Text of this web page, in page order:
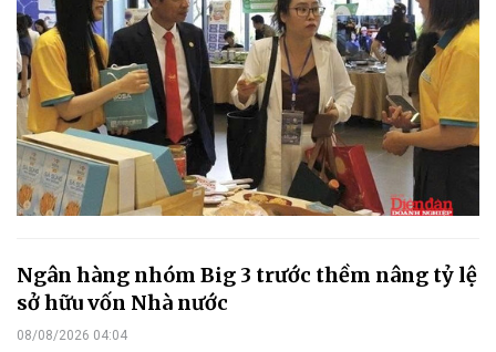
Ngân hàng nhóm Big 3 trước thềm nâng tỷ lệ
sở hữu vốn Nhà nước
08/08/2026 04:04